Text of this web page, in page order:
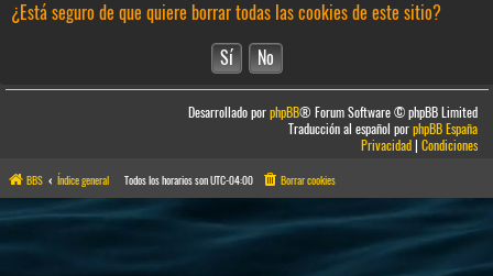
r
¿Está seguro de que quiere borrar todas las cookies de este sitio?
Desarrollado porphpBB® Forum Software © phpBB Limited
Traducción al español porphpBB España
Privacidad|Condiciones
BBS Índice general Todos los horarios sonUTC-04:00 Borrar cookies